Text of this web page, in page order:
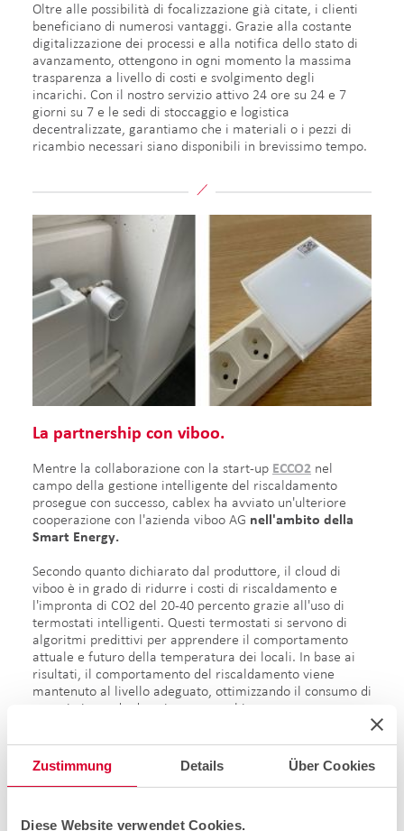
Zustimmung Details Über Cookies
Diese Website verwendet Cookies.
Oltre alle possibilità di focalizzazione già citate, i clienti
beneficiano di numerosi vantaggi. Grazie alla costante
digitalizzazione dei processi e alla notifica dello stato di
avanzamento, ottengono in ogni momento la massima
trasparenza a livello di costi e svolgimento degli
incarichi. Con il nostro servizio attivo 24 ore su 24 e 7
giorni su 7 e le sedi di stoccaggio e logistica
decentralizzate, garantiamo che i materiali o i pezzi di
ricambio necessari siano disponibili in brevissimo tempo.
La partnership con viboo.
Mentre la collaborazione con la start-up ECCO2 nel
campo della gestione intelligente del riscaldamento
prosegue con successo, cablex ha avviato un'ulteriore
cooperazione con l'azienda viboo AG nell'ambito della
Smart Energy.
Secondo quanto dichiarato dal produttore, il cloud di
viboo è in grado di ridurre i costi di riscaldamento e
l'impronta di CO2 del 20-40 percento grazie all'uso di
termostati intelligenti. Questi termostati si servono di
algoritmi predittivi per apprendere il comportamento
attuale e futuro della temperatura dei locali. In base ai
risultati, il comportamento del riscaldamento viene
mantenuto al livello adeguato, ottimizzando il consumo di
energia in modo da evitarne sprechi.
commenta così la collaborazione con cablex: